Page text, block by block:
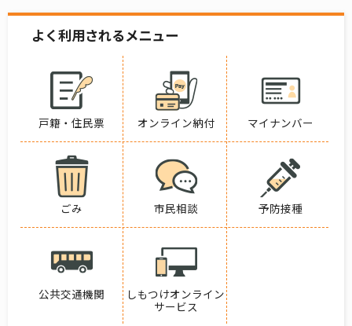
よく利用されるメニュー
戸籍・住民票 オンライン納付 マイナンバー
ごみ 市民相談 予防接種
公共交通機関
しもつけオンライン
サービス